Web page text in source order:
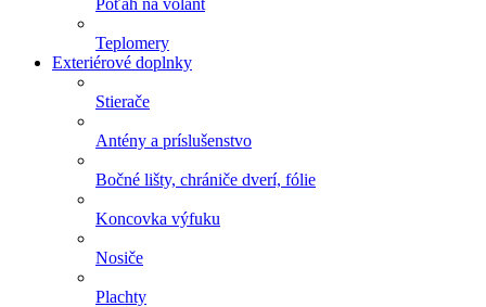
Poťah na volant
Teplomery
Exteriérové doplnky
Stierače
Antény a príslušenstvo
Bočné lišty, chrániče dverí, fólie
Koncovka výfuku
Nosiče
Plachty